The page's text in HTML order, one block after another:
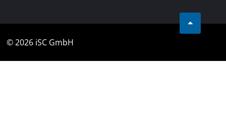
© 2026 iSC GmbH